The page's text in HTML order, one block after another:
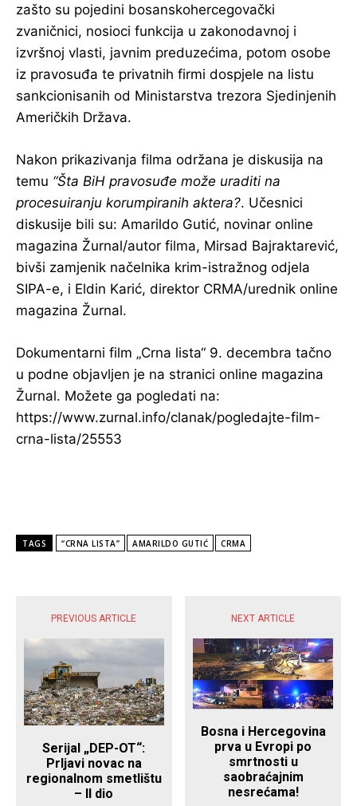
zašto su pojedini bosanskohercegovački
zvaničnici, nosioci funkcija u zakonodavnoj i
izvršnoj vlasti, javnim preduzećima, potom osobe
iz pravosuđa te privatnih firmi dospjele na listu
sankcionisanih od Ministarstva trezora Sjedinjenih
Američkih Država.
Nakon prikazivanja filma održana je diskusija na
temu “Šta BiH pravosuđe može uraditi na
procesuiranju korumpiranih aktera?. Učesnici
diskusije bili su: Amarildo Gutić, novinar online
magazina Žurnal/autor filma, Mirsad Bajraktarević,
bivši zamjenik načelnika krim-istražnog odjela
SIPA-e, i Eldin Karić, direktor CRMA/urednik online
magazina Žurnal.
Dokumentarni film „Crna lista“ 9. decembra tačno
u podne objavljen je na stranici online magazina
Žurnal. Možete ga pogledati na:
https://www.zurnal.info/clanak/pogledajte-film-
crna-lista/25553
TAGS “CRNA LISTA” AMARILDO GUTIĆ CRMA
PREVIOUS ARTICLE
Serijal „DEP-OT“:
Prljavi novac na
regionalnom smetlištu
– II dio
NEXT ARTICLE
Bosna i Hercegovina
prva u Evropi po
smrtnosti u
saobraćajnim
nesrećama!